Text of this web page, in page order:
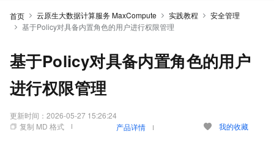
首页 云原生大数据计算服务 MaxCompute 实践教程
安全管理
基于Policy对具备内置角色的用户进行权限管理
基于Policy对具备内置角色的用户
进行权限管理
更新时间： 2026-05-27 15:26:24
复制 MD 格式
产品详情 我的收藏